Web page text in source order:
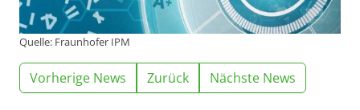
Quelle: Fraunhofer IPM
Vorherige News Zurück Nächste News